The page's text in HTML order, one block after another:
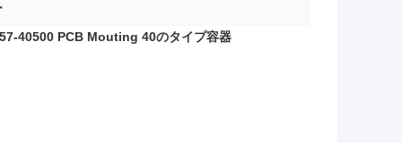
40500 PCB Mouting 40のタイプ容器